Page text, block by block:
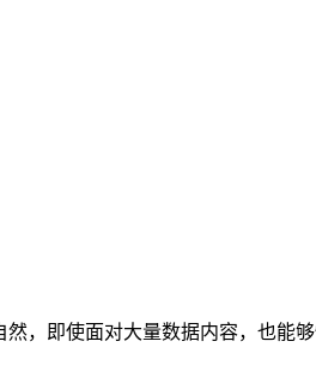
，即使面对大量数据内容，也能